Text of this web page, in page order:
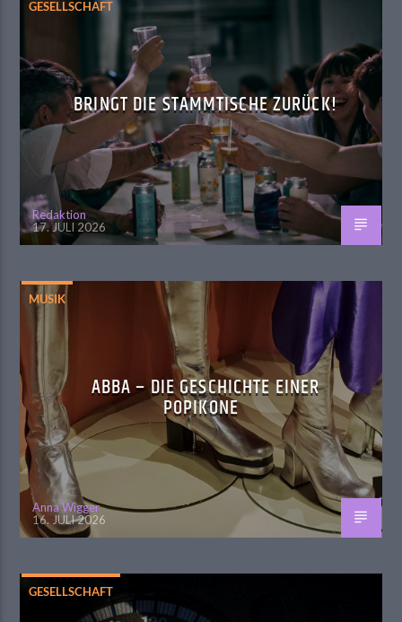
GESELLSCHAFT
BRINGT DIE STAMMTISCHE ZURÜCK!
Redaktion
17. JULI 2026
MUSIK
ABBA – DIE GESCHICHTE EINER
POPIKONE
Anna Wigger
16. JULI 2026
GESELLSCHAFT